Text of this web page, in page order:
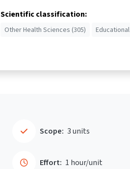
Scientific classification:
Other Health Sciences (305)
Scope: 3 units
Effort: 1 hour/unit